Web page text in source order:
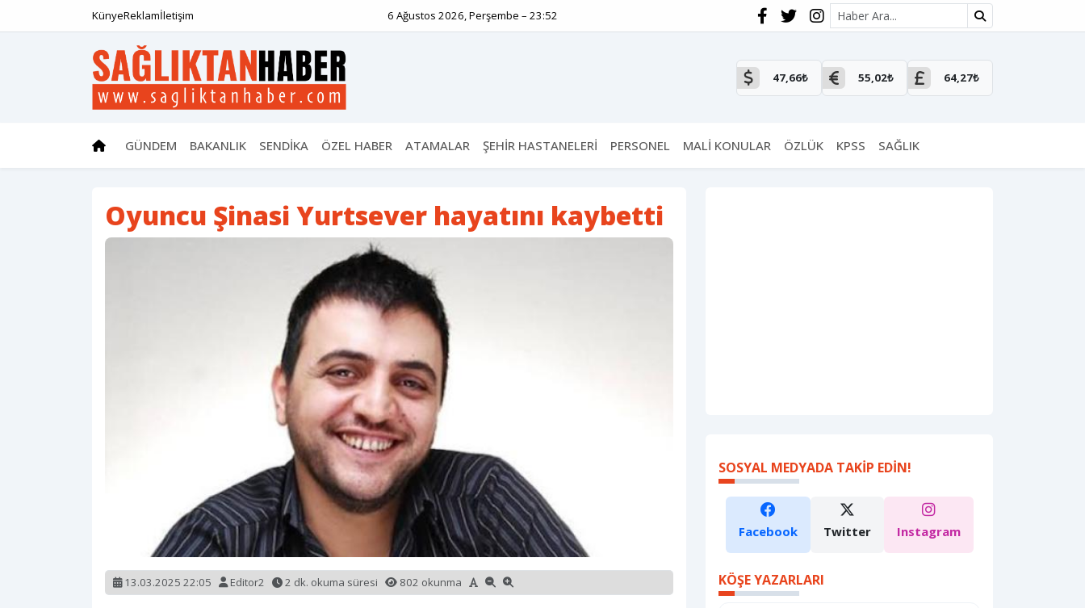
KünyeReklamİletişim 6 Ağustos 2026, Perşembe – 23:52 Site içi arama
47,66₺ 55,02₺ 64,27₺
GÜNDEM BAKANLIK SENDİKA ÖZEL HABER ATAMALAR ŞEHİR HASTANELERİ PERSONEL MALİ KONULAR ÖZLÜK KPSS SAĞLIK
Oyuncu Şinasi Yurtsever hayatını kaybetti
13.03.2025 22:05 Editor2 2 dk. okuma süresi 802 okunma
SOSYAL MEDYADA TAKIP EDIN!
Facebook Twitter Instagram
KÖŞE YAZARLARI